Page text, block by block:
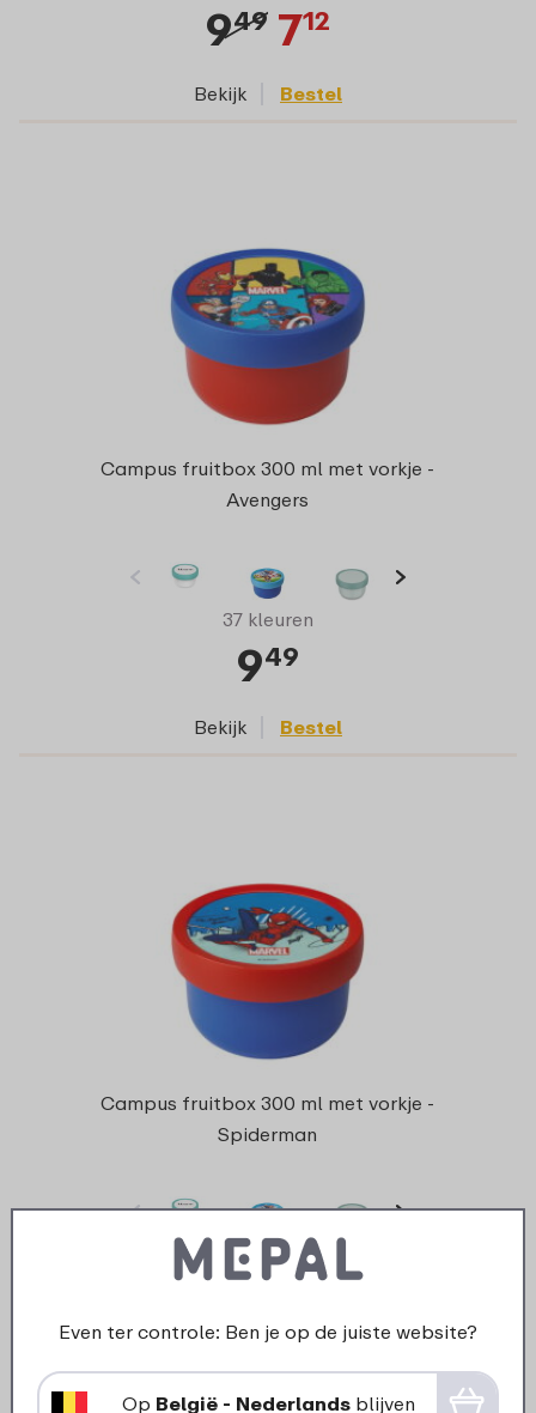
949 712
Bekijk Bestel
Campus fruitbox 300 ml met vorkje -
Avengers
37 kleuren
949
Bekijk Bestel
Campus fruitbox 300 ml met vorkje -
Spiderman
37 kleuren
49
Even ter controle: Ben je op de juiste website?
Op België - Nederlandsblijven